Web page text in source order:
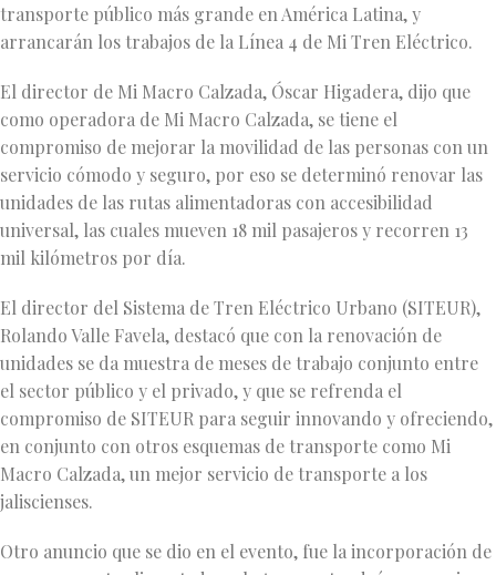
transporte público más grande en América Latina, y
arrancarán los trabajos de la Línea 4 de Mi Tren Eléctrico.
El director de Mi Macro Calzada, Óscar Higadera, dijo que
como operadora de Mi Macro Calzada, se tiene el
compromiso de mejorar la movilidad de las personas con un
servicio cómodo y seguro, por eso se determinó renovar las
unidades de las rutas alimentadoras con accesibilidad
universal, las cuales mueven 18 mil pasajeros y recorren 13
mil kilómetros por día.
El director del Sistema de Tren Eléctrico Urbano (SITEUR),
Rolando Valle Favela, destacó que con la renovación de
unidades se da muestra de meses de trabajo conjunto entre
el sector público y el privado, y que se refrenda el
compromiso de SITEUR para seguir innovando y ofreciendo,
en conjunto con otros esquemas de transporte como Mi
Macro Calzada, un mejor servicio de transporte a los
jaliscienses.
Otro anuncio que se dio en el evento, fue la incorporación de